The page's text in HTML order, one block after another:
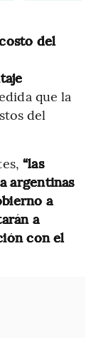
del
que la
del
“las
argentinas
a
a
con el